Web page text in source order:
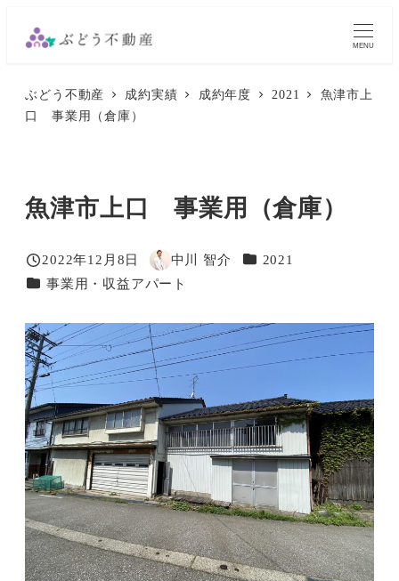
MENU
ぶどう不動産 成約実績 成約年度 2021
魚津市上
口 事業用（倉庫）
魚津市上口 事業用（倉庫）
投稿日
2022年12月8日
著
中川 智介 カテゴリー
2021
カテゴリー
事業用・収益アパート